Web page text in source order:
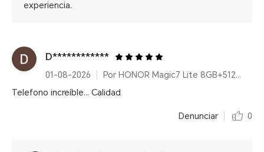
experiencia.
D************
01-08-2026
Por HONOR Magic7 Lite 8GB+512GB Titanium Black
Telefono increíble... Calidad
Denunciar 0